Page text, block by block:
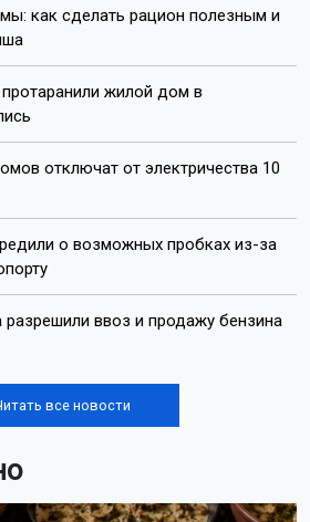
как сделать рацион полезным и
жилой дом в
отключат от электричества 10
о возможных пробках из-за
ввоз и продажу бензина
все новости